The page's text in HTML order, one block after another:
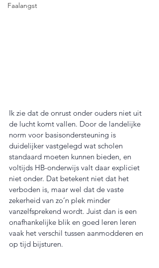
Faalangst
Ik zie dat de onrust onder ouders niet uit
de lucht komt vallen. Door de landelijke
norm voor basisondersteuning is
duidelijker vastgelegd wat scholen
standaard moeten kunnen bieden, en
voltijds HB-onderwijs valt daar expliciet
niet onder. Dat betekent niet dat het
verboden is, maar wel dat de vaste
zekerheid van zo’n plek minder
vanzelfsprekend wordt. Juist dan is een
onafhankelijke blik en goed leren leren
vaak het verschil tussen aanmodderen en
op tijd bijsturen.